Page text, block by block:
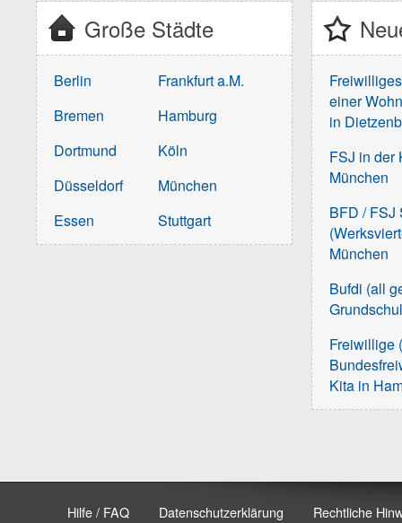
Große Städte
Berlin
Bremen
Dortmund
Düsseldorf
Essen
Frankfurt a.M.
Hamburg
Köln
München
Stuttgart
einer
in
FSJ in der
München
BFD / FSJ
München
Bufdi (all
Freiwillige
Kita in
Hilfe / FAQ Datenschutzerklärung Rechtliche